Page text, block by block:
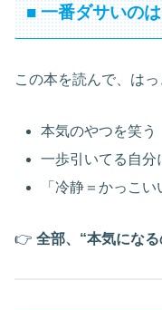
■ 一番ダサいの
この本を読んで、はっ
本気のやつを笑う
一歩引いてる自分
「冷静＝かっこ
👉 全部、“本気になる